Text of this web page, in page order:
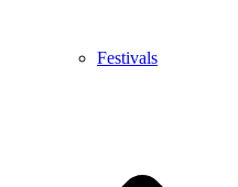
Festivals